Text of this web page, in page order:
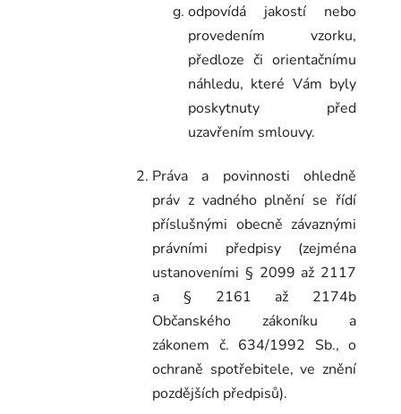
odpovídá jakostí nebo
provedením vzorku,
předloze či orientačnímu
náhledu, které Vám byly
poskytnuty před
uzavřením smlouvy.
Práva a povinnosti ohledně
práv z vadného plnění se řídí
příslušnými obecně závaznými
právními předpisy (zejména
ustanoveními § 2099 až 2117
a § 2161 až 2174b
Občanského zákoníku a
zákonem č. 634/1992 Sb., o
ochraně spotřebitele, ve znění
pozdějších předpisů).